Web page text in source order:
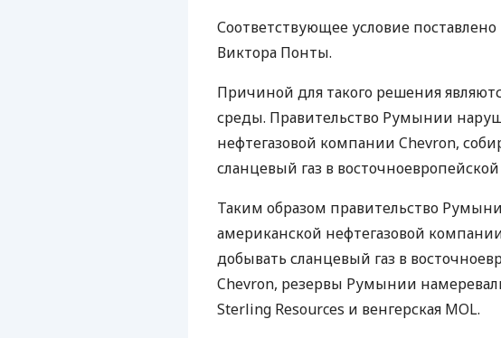
Соответствующее условие
Виктора Понты.
Причиной для такого решения
среды. Правительство Румынии
нефтегазовой компании Chevron,
сланцевый газ в восточноевропейской
Таким образом правительство
американской нефтегазовой
добывать сланцевый газ в
Chevron, резервы Румынии
Sterling Resources и венгерская MOL.